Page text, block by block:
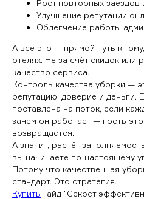
Рост повторных заездов
Улучшение репутации
Облегчение работы
А всё это — прямой путь к
отелях. Не за счёт скидок или
качество сервиса.
Контроль качества уборки —
репутацию, доверие и деньги.
поставлена на поток, если
зачем он работает — гость
возвращается.
А значит, растёт
вы начинаете по-настоящему
Потому что качественная
стандарт. Это стратегия.
Купить Гайд "Секрет